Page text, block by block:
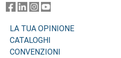
LA TUA OPINIONE
CATALOGHI
CONVENZIONI